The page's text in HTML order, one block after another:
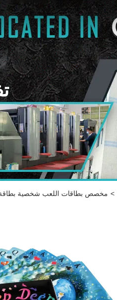
> مخصص بطاقات اللعب شخصية بطاقة